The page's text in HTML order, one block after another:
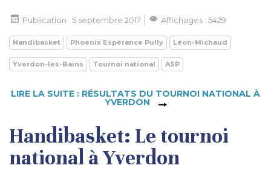
Publication : 5 septembre 2017 Affichages : 5429
Handibasket Phoenix Espérance Pully Léon-Michaud
Yverdon-les-Bains Tournoi national ASP
LIRE LA SUITE : RÉSULTATS DU TOURNOI NATIONAL À
YVERDON
Handibasket: Le tournoi
national à Yverdon